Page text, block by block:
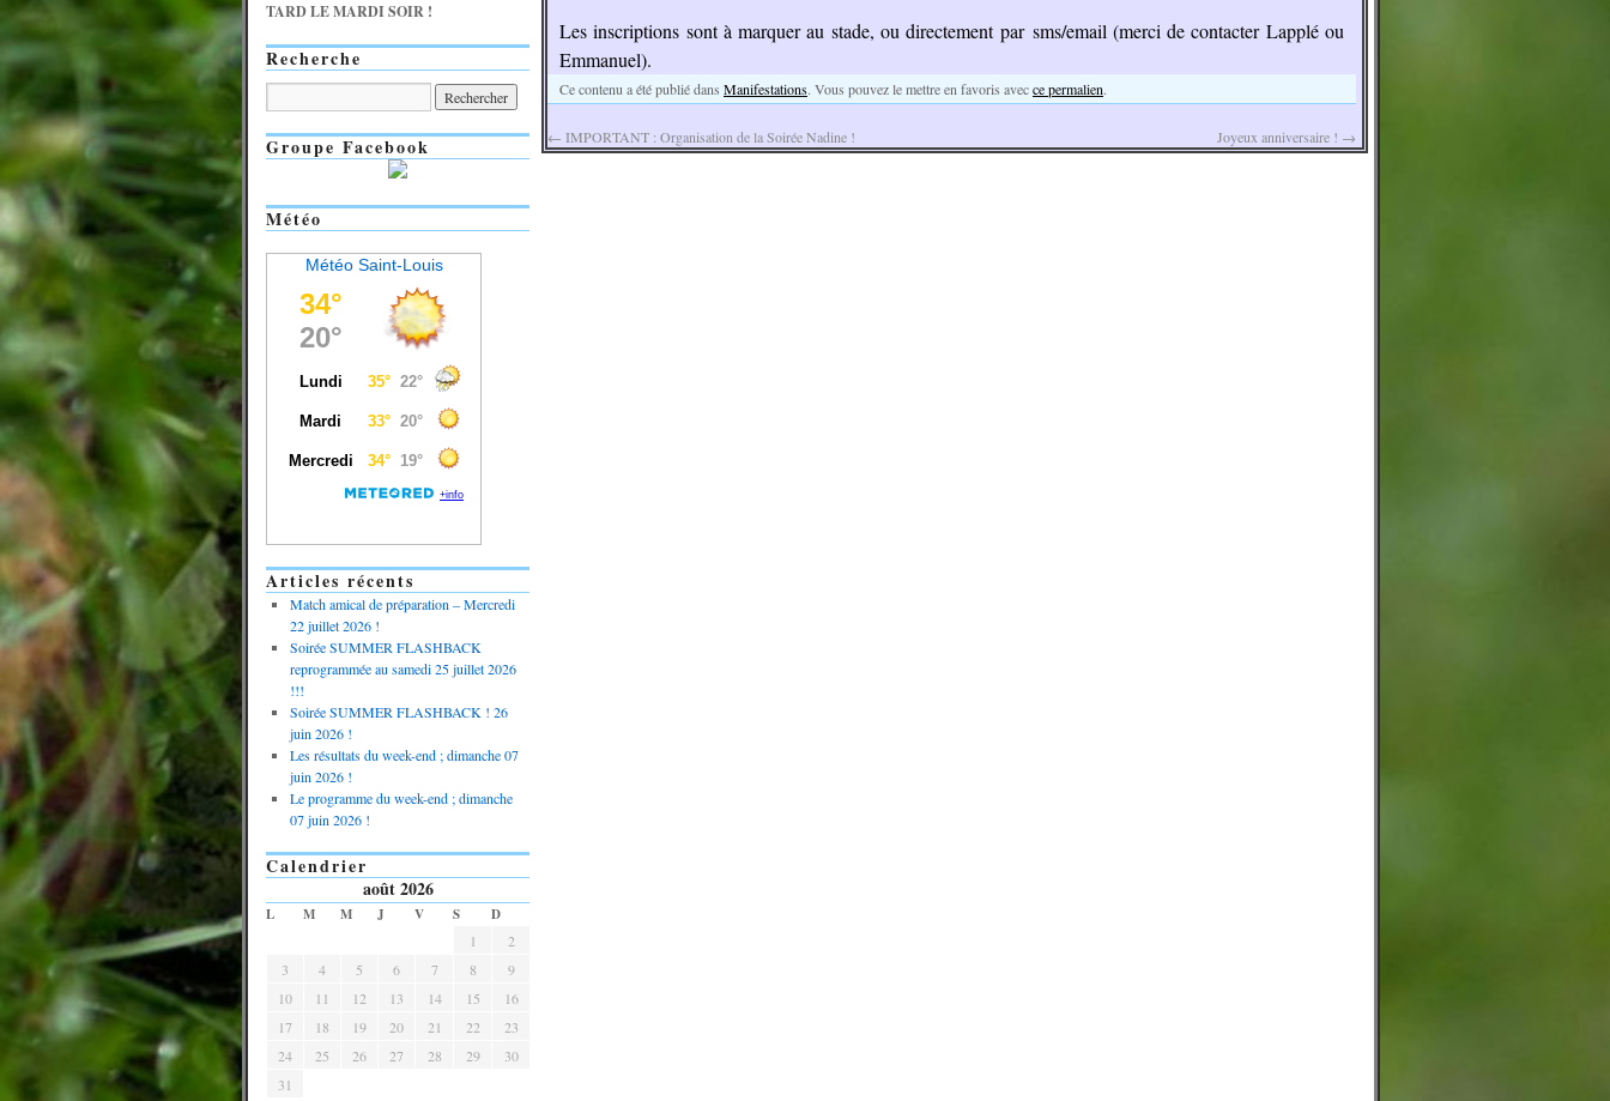
Les inscriptions sont à marquer au stade, ou directement par sms/email (merci de contacter Lapplé ou
Emmanuel).
Ce contenu a été publié dans Manifestations. Vous pouvez le mettre en favoris avecce permalien.
← IMPORTANT : Organisation de la Soirée Nadine ! Joyeux anniversaire ! →
TARD LE MARDI SOIR !
Recherche
Groupe Facebook
Météo
Météo Saint-Louis
Articles récents
Match amical de préparation – Mercredi
22 juillet 2026 !
Soirée SUMMER FLASHBACK
reprogrammée au samedi 25 juillet 2026
!!!
Soirée SUMMER FLASHBACK ! 26
juin 2026 !
Les résultats du week-end ; dimanche 07
juin 2026 !
Le programme du week-end ; dimanche
07 juin 2026 !
Calendrier
août 2026
L M M J V S
D
1
2
3
4 5 6 7 8
9
10
11 12 13 14 15
16
17
18 19 20 21 22
23
24
25 26 27 28 29
30
31